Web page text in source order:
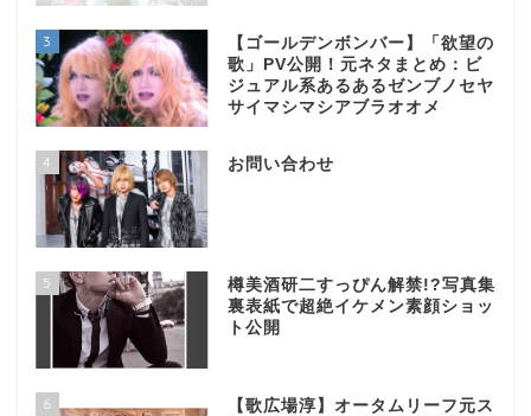
3
【ゴールデンボンバー】「欲望の
歌」PV公開！元ネタまとめ：ビ
ジュアル系あるあるゼンブノセヤ
サイマシマシアブラオオメ
4 お問い合わせ
5
樽美酒研二すっぴん解禁!?写真集
裏表紙で超絶イケメン素顔ショッ
ト公開
6
【歌広場淳】オータムリーフ元ス